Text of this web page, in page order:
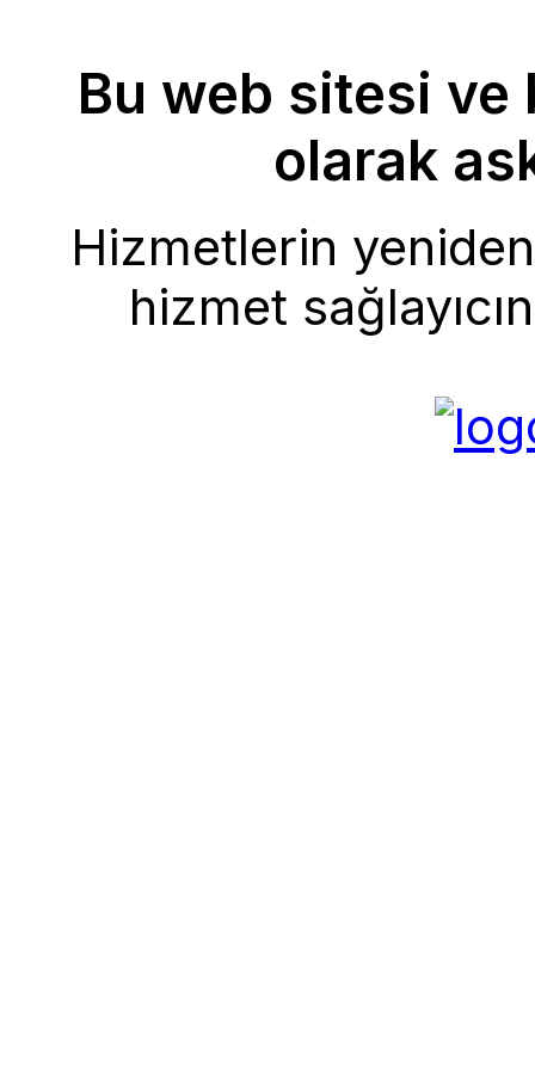
Bu web sitesi ve
olarak
Hizmetlerin
hizmet